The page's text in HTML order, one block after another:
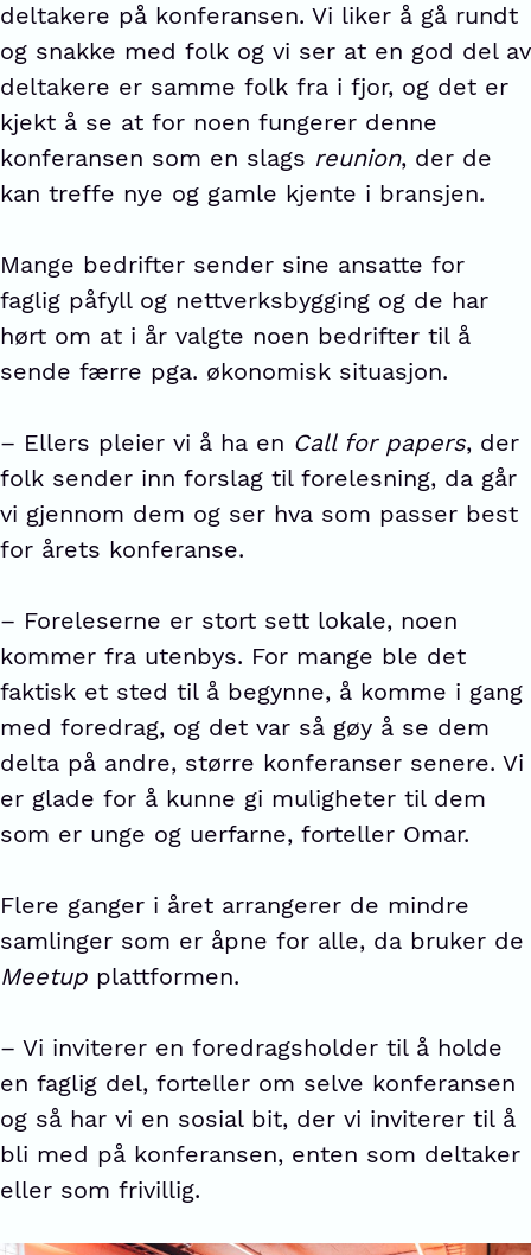
deltakere på konferansen. Vi liker å gå rundt
og snakke med folk og vi ser at en god del av
deltakere er samme folk fra i fjor, og det er
kjekt å se at for noen fungerer denne
konferansen som en slags reunion, der de
kan treffe nye og gamle kjente i bransjen.
Mange bedrifter sender sine ansatte for
faglig påfyll og nettverksbygging og de har
hørt om at i år valgte noen bedrifter til å
sende færre pga. økonomisk situasjon.
– Ellers pleier vi å ha en Call for papers, der
folk sender inn forslag til forelesning, da går
vi gjennom dem og ser hva som passer best
for årets konferanse.
– Foreleserne er stort sett lokale, noen
kommer fra utenbys. For mange ble det
faktisk et sted til å begynne, å komme i gang
med foredrag, og det var så gøy å se dem
delta på andre, større konferanser senere. Vi
er glade for å kunne gi muligheter til dem
som er unge og uerfarne, forteller Omar.
Flere ganger i året arrangerer de mindre
samlinger som er åpne for alle, da bruker de
Meetup plattformen.
– Vi inviterer en foredragsholder til å holde
en faglig del, forteller om selve konferansen
og så har vi en sosial bit, der vi inviterer til å
bli med på konferansen, enten som deltaker
eller som frivillig.